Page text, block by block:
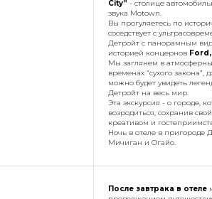
City” - столице
звука Motown.
Вы прогуляетесь по
соседствует с
Детройт с панорамным
историей концернов
Мы заглянем в
временах “сухого
можно будет увидеть
Детройт на весь мир.
Эта экскурсия - о городе,
возродиться, сохранив
креативом и
Ночь в отеле в пригороде
Мичиган и Огайо.
После завтрака в отеле